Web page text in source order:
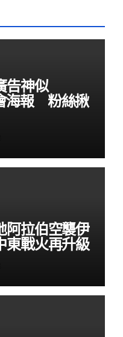
告神似
海報 粉絲揪
阿拉伯空襲伊
東戰火再升級